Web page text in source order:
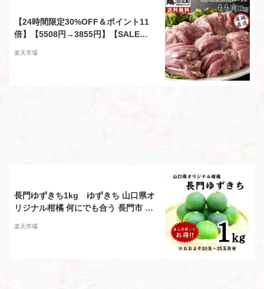
【24時間限定30%OFF＆ポイント11
倍】【5508円→3855円】【SALE】
もも肉1kg 創業明治33年さんわ 鶏三
楽天市場
長門ゆずきち1kg ゆずきち 山口県オ
リジナル柑橘 何にでも合う 長門市 ま
楽天市場